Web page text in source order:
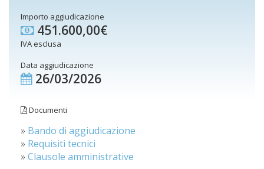
Importo aggiudicazione
451.600,00€
IVA esclusa
Data aggiudicazione
26/03/2026
Documenti
» Bando di aggiudicazione
» Requisiti tecnici
» Clausole amministrative